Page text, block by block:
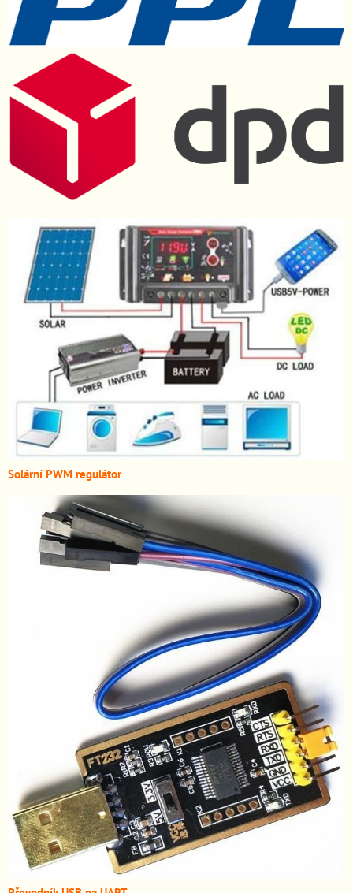
Solární PWM regulátor